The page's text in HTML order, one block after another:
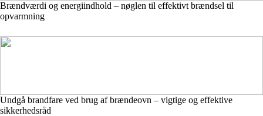
Brændværdi og energiindhold – nøglen til effektivt brændsel til
opvarmning
Undgå brandfare ved brug af brændeovn – vigtige og effektive
sikkerhedsråd